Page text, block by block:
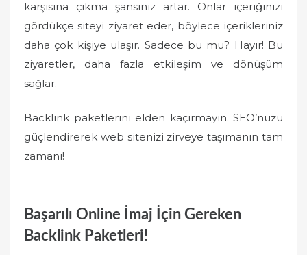
karşısına çıkma şansınız artar. Onlar içeriğinizi
gördükçe siteyi ziyaret eder, böylece içerikleriniz
daha çok kişiye ulaşır. Sadece bu mu? Hayır! Bu
ziyaretler, daha fazla etkileşim ve dönüşüm
sağlar.
Backlink paketlerini elden kaçırmayın. SEO’nuzu
güçlendirerek web sitenizi zirveye taşımanın tam
zamanı!
Başarılı Online İmaj İçin Gereken
Backlink Paketleri!